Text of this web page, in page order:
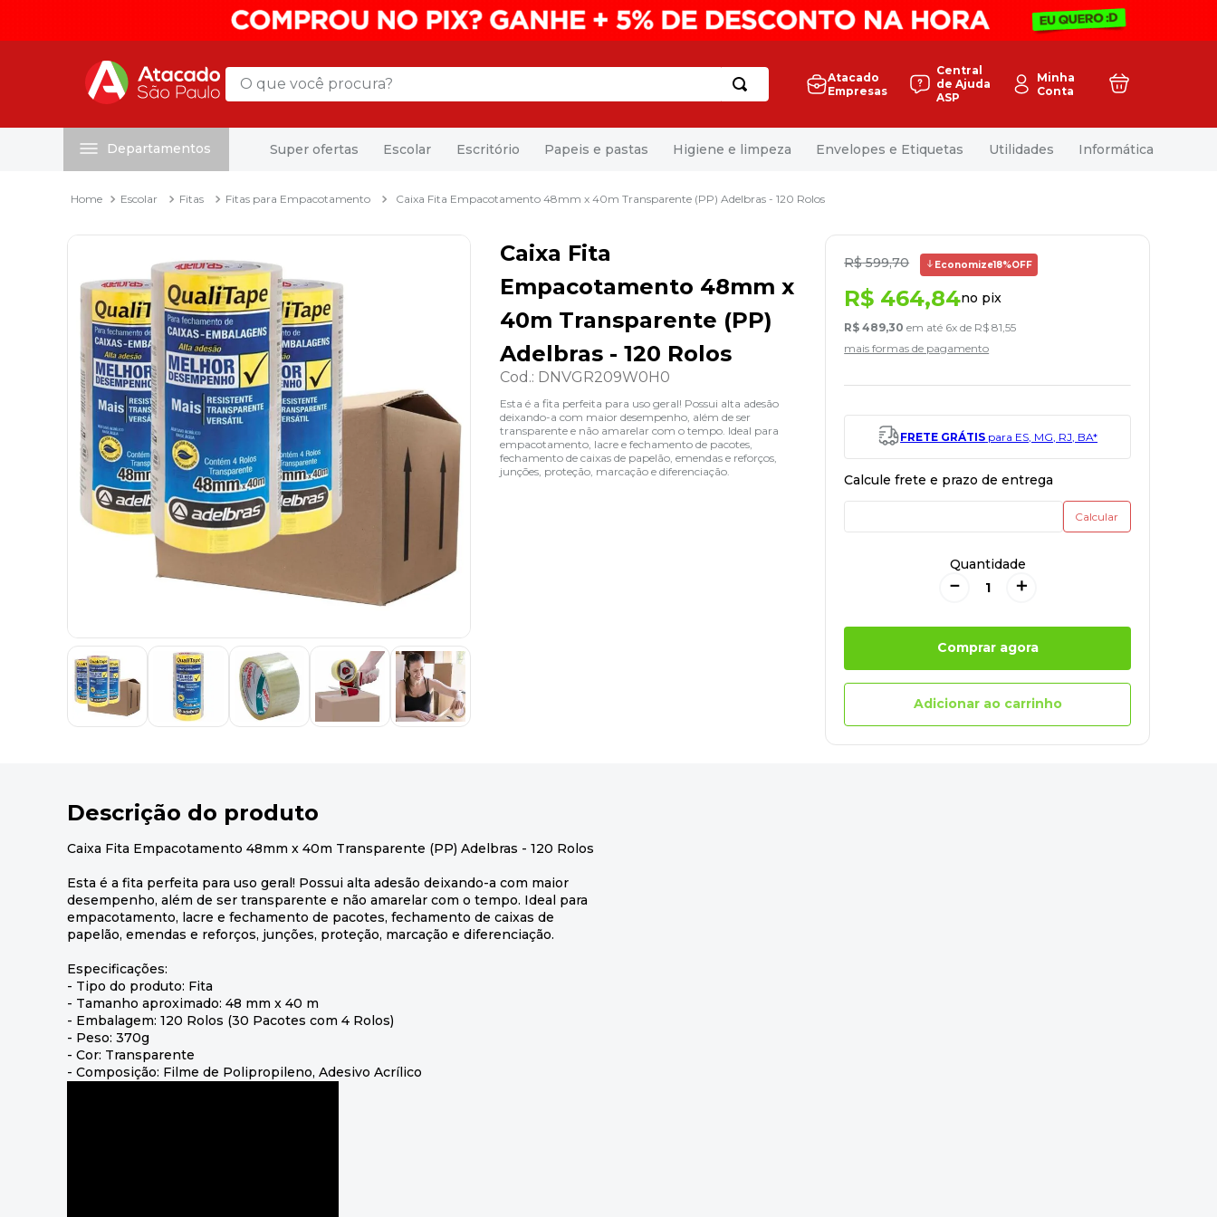
O que você procura?
Atacado
Empresas
Central
de Ajuda
ASP
Minha
Conta
Departamentos Super ofertas Escolar Escritório Papeis e pastas Higiene e limpeza Envelopes e Etiquetas Utilidades Informática
Escolar Fitas Fitas para Empacotamento Caixa Fita Empacotamento 48mm x 40m Transparente (PP) Adelbras - 120 Rolos
Caixa Fita
Empacotamento 48mm x
40m Transparente (PP)
Adelbras - 120 Rolos
Cod.: DNVGR209W0H0
Esta é a fita perfeita para uso geral! Possui alta adesão
deixando-a com maior desempenho, além de ser
transparente e não amarelar com o tempo. Ideal para
empacotamento, lacre e fechamento de pacotes,
fechamento de caixas de papelão, emendas e reforços,
junções, proteção, marcação e diferenciação.
R$ 599,70 Economize18%OFF
R$ 464,84no pix
R$ 489,30 em até 6x de R$ 81 ,55
mais formas de pagamento
FRETE GRÁTIS para ES, MG, RJ, BA*
Quantidade
＋
－
Comprar agora
Adicionar ao carrinho
Descrição do produto
Caixa Fita Empacotamento 48mm x 40m Transparente (PP) Adelbras - 120 Rolos
Esta é a fita perfeita para uso geral! Possui alta adesão deixando-a com maior
desempenho, além de ser transparente e não amarelar com o tempo. Ideal para
empacotamento, lacre e fechamento de pacotes, fechamento de caixas de
papelão, emendas e reforços, junções, proteção, marcação e diferenciação.
Especificações:
- Tipo do produto: Fita
- Tamanho aproximado: 48 mm x 40 m
- Embalagem: 120 Rolos (30 Pacotes com 4 Rolos)
- Peso: 370g
- Cor: Transparente
- Composição: Filme de Polipropileno, Adesivo Acrílico
mala
papel toalha
papel higienico
desinfetante
marca texto
caixa organizadora